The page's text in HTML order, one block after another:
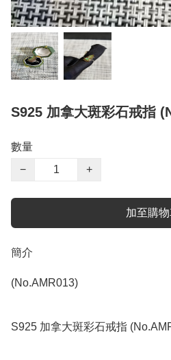
S925 加拿大斑彩石戒指
數量
−
+
加至購
簡介
(No.AMR013)
S925 加拿大斑彩石戒指